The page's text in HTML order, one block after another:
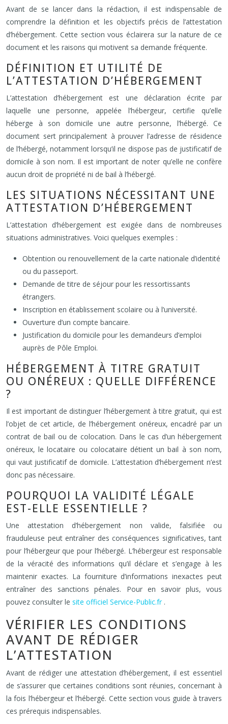
Avant de se lancer dans la rédaction, il est indispensable de
comprendre la définition et les objectifs précis de l’attestation
d’hébergement. Cette section vous éclairera sur la nature de ce
document et les raisons qui motivent sa demande fréquente.
DÉFINITION ET UTILITÉ DE
L’ATTESTATION D’HÉBERGEMENT
L’attestation d’hébergement est une déclaration écrite par
laquelle une personne, appelée l’hébergeur, certifie qu’elle
héberge à son domicile une autre personne, l’hébergé. Ce
document sert principalement à prouver l’adresse de résidence
de l’hébergé, notamment lorsqu’il ne dispose pas de justificatif de
domicile à son nom. Il est important de noter qu’elle ne confère
aucun droit de propriété ni de bail à l’hébergé.
LES SITUATIONS NÉCESSITANT UNE
ATTESTATION D’HÉBERGEMENT
L’attestation d’hébergement est exigée dans de nombreuses
situations administratives. Voici quelques exemples :
Obtention ou renouvellement de la carte nationale d’identité
ou du passeport.
Demande de titre de séjour pour les ressortissants
étrangers.
Inscription en établissement scolaire ou à l’université.
Ouverture d’un compte bancaire.
Justification du domicile pour les demandeurs d’emploi
auprès de Pôle Emploi.
HÉBERGEMENT À TITRE GRATUIT
OU ONÉREUX : QUELLE DIFFÉRENCE
?
Il est important de distinguer l’hébergement à titre gratuit, qui est
l’objet de cet article, de l’hébergement onéreux, encadré par un
contrat de bail ou de colocation. Dans le cas d’un hébergement
onéreux, le locataire ou colocataire détient un bail à son nom,
qui vaut justificatif de domicile. L’attestation d’hébergement n’est
donc pas nécessaire.
POURQUOI LA VALIDITÉ LÉGALE
EST-ELLE ESSENTIELLE ?
Une attestation d’hébergement non valide, falsifiée ou
frauduleuse peut entraîner des conséquences significatives, tant
pour l’hébergeur que pour l’hébergé. L’hébergeur est responsable
de la véracité des informations qu’il déclare et s’engage à les
maintenir exactes. La fourniture d’informations inexactes peut
entraîner des sanctions pénales. Pour en savoir plus, vous
pouvez consulter le site officiel Service-Public.fr .
VÉRIFIER LES CONDITIONS
AVANT DE RÉDIGER
L’ATTESTATION
Avant de rédiger une attestation d’hébergement, il est essentiel
de s’assurer que certaines conditions sont réunies, concernant à
la fois l’hébergeur et l’hébergé. Cette section vous guide à travers
ces prérequis indispensables.